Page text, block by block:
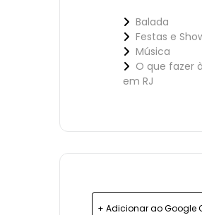
Balada
Festas e
Música
O que fazer
em RJ
+ Adicionar ao Google